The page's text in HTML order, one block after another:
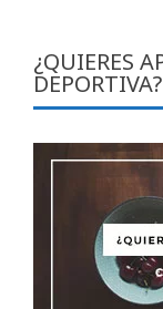
¿QUIERES
DEPORTIVA?